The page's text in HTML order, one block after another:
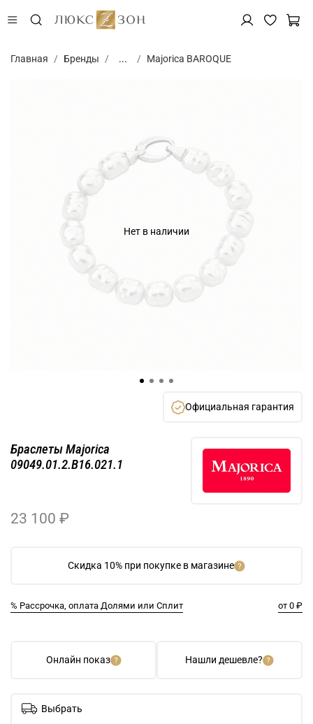
Главная Бренды ... Majorica BAROQUE
Нет в наличии
Официальная гарантия
Скидка 10% при покупке в магазине
% Рассрочка, оплата Долями или Сплит от 0 ₽
Браслеты Majorica
09049.01.2.B16.021.1
23 100 ₽
Онлайн показ Нашли дешевле?
Выбрать